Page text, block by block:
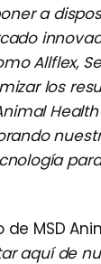
a
Allflex,
los
MSD
aquí de